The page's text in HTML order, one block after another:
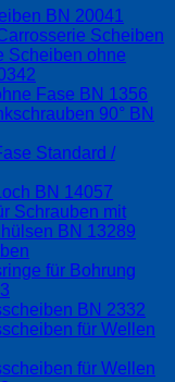
BN 20041
Scheiben
Scheiben ohne
Fase BN 1356
90° BN
Standard /
BN 14057
Schrauben mit
BN 13289
für Bohrung
BN 2332
für Wellen
für Wellen